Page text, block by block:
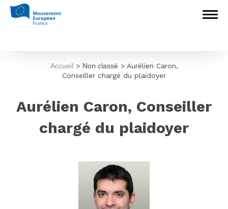
Accueil > Non classé > Aurélien Caron,
Conseiller chargé du plaidoyer
Aurélien Caron, Conseiller
chargé du plaidoyer